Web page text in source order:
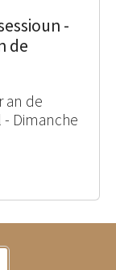
-
de
an de
Dimanche